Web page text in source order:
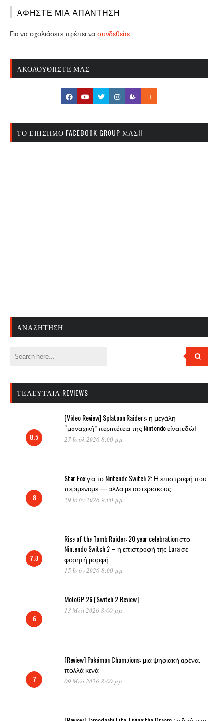
ΑΦΉΣΤΕ ΜΙΑ ΑΠΆΝΤΗΣΗ
Για να σχολιάσετε πρέπει να συνδεθείτε
ΑΚΟΛΟΥΘΉΣΤΕ ΜΑΣ
ΤΟ ΕΠΊΣΗΜΟ FACEBOOK GROUP ΜΑΣ!!
ΑΝΑΖΉΤΗΣΗ
ΤΕΛΕΥΤΑΊΑ REVIEWS
8.5
[Video Review] Splatoon Raiders: η μεγάλη
“μοναχική” περιπέτεια της Nintendo είναι εδώ!
27 Ιούλ 2026 8:00 μμ
8
Star Fox για το Nintendo Switch 2: Η επιστροφή που
περιμέναμε — αλλά με αστερίσκους
29 Ιούν 2026 9:00 μμ
7.8
Rise of the Tomb Raider: 20 year celebration στο
Nintendo Switch 2 – η επιστροφή της Lara σε
φορητή μορφή
15 Ιούν 2026 8:00 μμ
6
MotoGP 26 [Switch 2 Review]
13 Μάι 2026 8:00 μμ
7
[Review] Pokémon Champions: μια ψηφιακή αρένα,
πολλά κενά
09 Μάι 2026 8:00 μμ